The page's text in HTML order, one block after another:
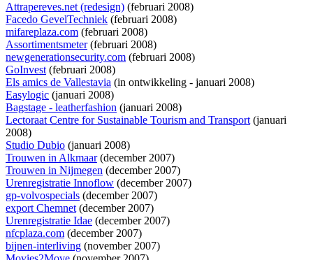
Attrapereves.net (redesign) (februari 2008)
Facedo GevelTechniek (februari 2008)
mifareplaza.com (februari 2008)
Assortimentsmeter(februari 2008)
newgenerationsecurity.com (februari 2008)
GoInvest(februari 2008)
Els amics de Vallestavia (in ontwikkeling - januari 2008)
Easylogic (januari 2008)
Bagstage - leatherfashion (januari 2008)
Lectoraat Centre for Sustainable Tourism and Transport(januari
2008)
Studio Dubio (januari 2008)
Trouwen in Alkmaar(december 2007)
Trouwen in Nijmegen (december 2007)
Urenregistratie Innoflow (december 2007)
gp-volvospecials (december 2007)
export Chemnet(december 2007)
Urenregistratie Idae (december 2007)
nfcplaza.com (december 2007)
bijnen-interliving (november 2007)